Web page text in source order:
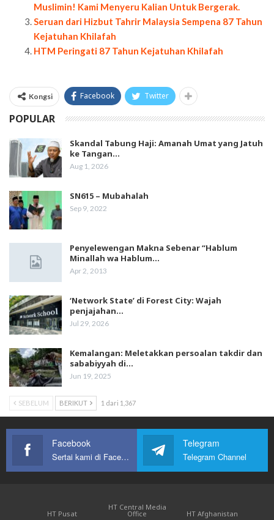
Muslimin! Kami Menyeru Kalian Untuk Bergerak.
Seruan dari Hizbut Tahrir Malaysia Sempena 87 Tahun
Kejatuhan Khilafah
HTM Peringati 87 Tahun Kejatuhan Khilafah
Kongsi Facebook Twitter
POPULAR
Skandal Tabung Haji: Amanah Umat yang Jatuh
ke Tangan…
Aug 1, 2026
SN615 – Mubahalah
Sep 9, 2022
Penyelewengan Makna Sebenar “Hablum
Minallah wa Hablum…
Apr 2, 2013
‘Network State’ di Forest City: Wajah
penjajahan…
Jul 29, 2026
Kemalangan: Meletakkan persoalan takdir dan
sababiyyah di…
Jun 19, 2025
SEBELUM BERIKUT 1 dari 1,367
Facebook
Sertai kami di Facebook
Telegram
Telegram Channel
HT Pusat
HT Central Media
Office
HT Afghanistan